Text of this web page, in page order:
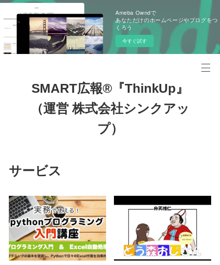
Ameba Owndで
あなただけのホームページやブログをつ
くろう
今すぐ試す
SMART広報®『ThinkUp』
（運営 株式会社シンクアッ
プ）
サービス